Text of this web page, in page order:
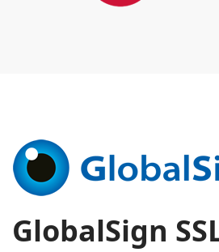
GlobalSign